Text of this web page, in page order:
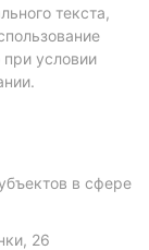
текста,
условии
в сфере
26